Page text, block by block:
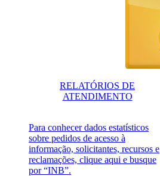
RELATÓRIOS DE
ATENDIMENTO
Para conhecer dados estatísticos
sobre pedidos de acesso à
informação, solicitantes, recursos e
reclamações, clique aqui e busque
por “INB”.